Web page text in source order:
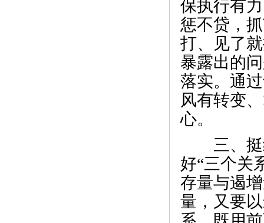
保执行有
惩不贷，
打、见了
暴露出的
落实。通
风有转变
心。
三、挺
好“三个关
存量与遏
量，又要